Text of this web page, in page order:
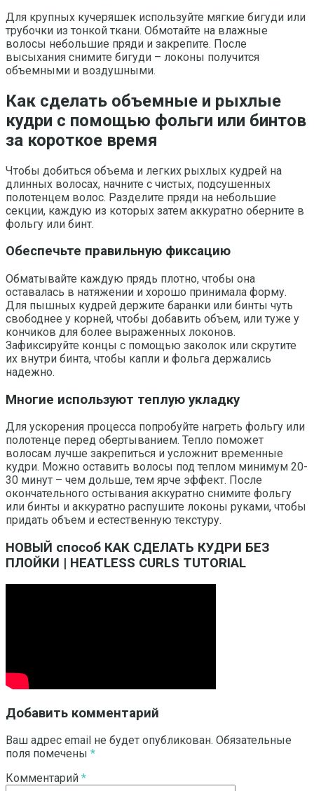
Для крупных кучеряшек используйте мягкие бигуди или
трубочки из тонкой ткани. Обмотайте на влажные
волосы небольшие пряди и закрепите. После
высыхания снимите бигуди – локоны получится
объемными и воздушными.
Как сделать объемные и рыхлые
кудри с помощью фольги или бинтов
за короткое время
Чтобы добиться объема и легких рыхлых кудрей на
длинных волосах, начните с чистых, подсушенных
полотенцем волос. Разделите пряди на небольшие
секции, каждую из которых затем аккуратно оберните в
фольгу или бинт.
Обеспечьте правильную фиксацию
Обматывайте каждую прядь плотно, чтобы она
оставалась в натяжении и хорошо принимала форму.
Для пышных кудрей держите баранки или бинты чуть
свободнее у корней, чтобы добавить объем, или туже у
кончиков для более выраженных локонов.
Зафиксируйте концы с помощью заколок или скрутите
их внутри бинта, чтобы капли и фольга держались
надежно.
Многие используют теплую укладку
Для ускорения процесса попробуйте нагреть фольгу или
полотенце перед обертыванием. Тепло поможет
волосам лучше закрепиться и усложнит временные
кудри. Можно оставить волосы под теплом минимум 20-
30 минут – чем дольше, тем ярче эффект. После
окончательного остывания аккуратно снимите фольгу
или бинты и аккуратно распушите локоны руками, чтобы
придать объем и естественную текстуру.
НОВЫЙ способ КАК СДЕЛАТЬ КУДРИ БЕЗ
ПЛОЙКИ | HEATLESS CURLS TUTORIAL
Добавить комментарий
Ваш адрес email не будет опубликован. Обязательные
поля помечены *
Комментарий *